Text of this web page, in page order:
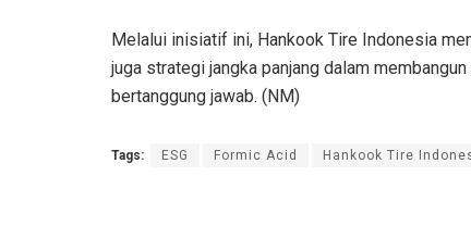
Melalui inisiatif ini, Hankook Tire Indonesia
juga strategi jangka panjang dalam
bertanggung jawab. (NM)
Tags: ESG Formic Acid Hankook Tire